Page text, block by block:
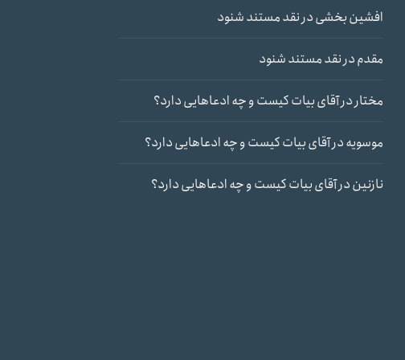
افشین بخشیدرنقد مستند شنود
مقدمدرنقد مستند شنود
مختاردرآقای بیات کیست و چه ادعاهایی دارد؟
موسویهدرآقای بیات کیست و چه ادعاهایی دارد؟
نازنیندرآقای بیات کیست و چه ادعاهایی دارد؟